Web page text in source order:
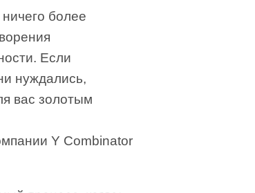
более
Если
нуждались,
вас золотым
Y Combinator